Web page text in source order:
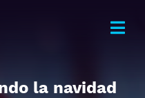
la navidad